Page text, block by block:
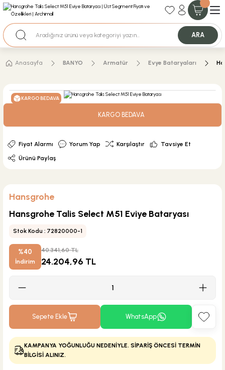
35+ Yıllık Tecrübe
Nakit Ödemeli Özel Fiyatlar için Bizden Teklif Alabilirsiniz.
ARA
Anasayfa BANYO Armatür Evye Bataryaları
KARGO BEDAVA
KARGO BEDAVA
Fiyat Alarmı Yorum Yap Karşılaştır
Tavsiye Et
Ürünü Paylaş
Hansgrohe
Hansgrohe Talis Select M51 Eviye Bataryası
Stok Kodu : 72820000-1
%40
İndirim
40.341,60 TL
24.204,96 TL
Sepete Ekle WhatsApp
KAMPANYA YOĞUNLUĞU NEDENİYLE. SİPARİŞ ÖNCESİ TERMİN
BİLGİSİ ALINIZ.